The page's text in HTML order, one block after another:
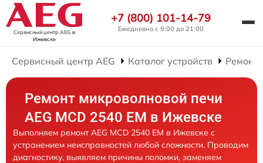
Сервисный центр AEG в
Ижевске
+7 (800) 101-14-79
Ежедневно с 9:00 до 21:00
Сервисный центр AEG Каталог устройств Ремонт
Ремонт микроволновой печи
AEG MCD 2540 EM в Ижевске
Выполняем ремонт AEG MCD 2540 EM в Ижевске с
устранением неисправностей любой сложности. Проводим
диагностику, выявляем причины поломки, заменяем